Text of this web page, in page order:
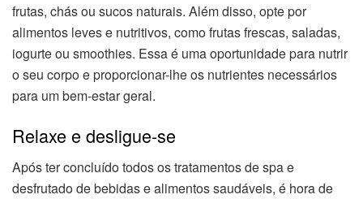
frutas, chás ou sucos naturais. Além disso, opte por
alimentos leves e nutritivos, como frutas frescas, saladas,
iogurte ou smoothies. Essa é uma oportunidade para nutrir
o seu corpo e proporcionar-lhe os nutrientes necessários
para um bem-estar geral.
Relaxe e desligue-se
Após ter concluído todos os tratamentos de spa e
desfrutado de bebidas e alimentos saudáveis, é hora de